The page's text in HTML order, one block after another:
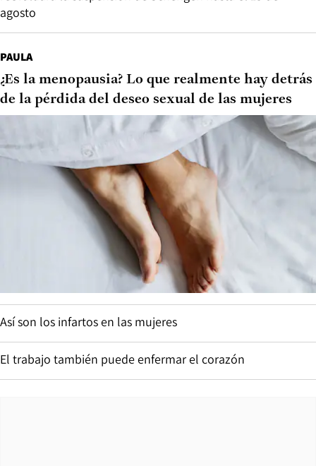
agosto
PAULA
¿Es la menopausia? Lo que realmente hay detrás
de la pérdida del deseo sexual de las mujeres
Así son los infartos en las mujeres
El trabajo también puede enfermar el corazón